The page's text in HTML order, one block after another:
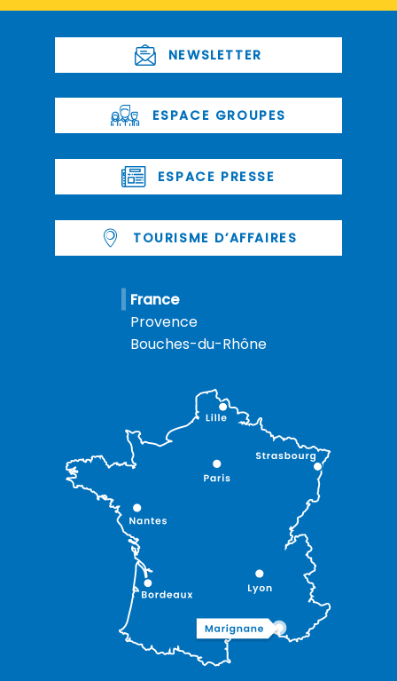
NEWSLETTER
ESPACE GROUPES
ESPACE PRESSE
TOURISME D’AFFAIRES
France
Provence
Bouches-du-Rhône